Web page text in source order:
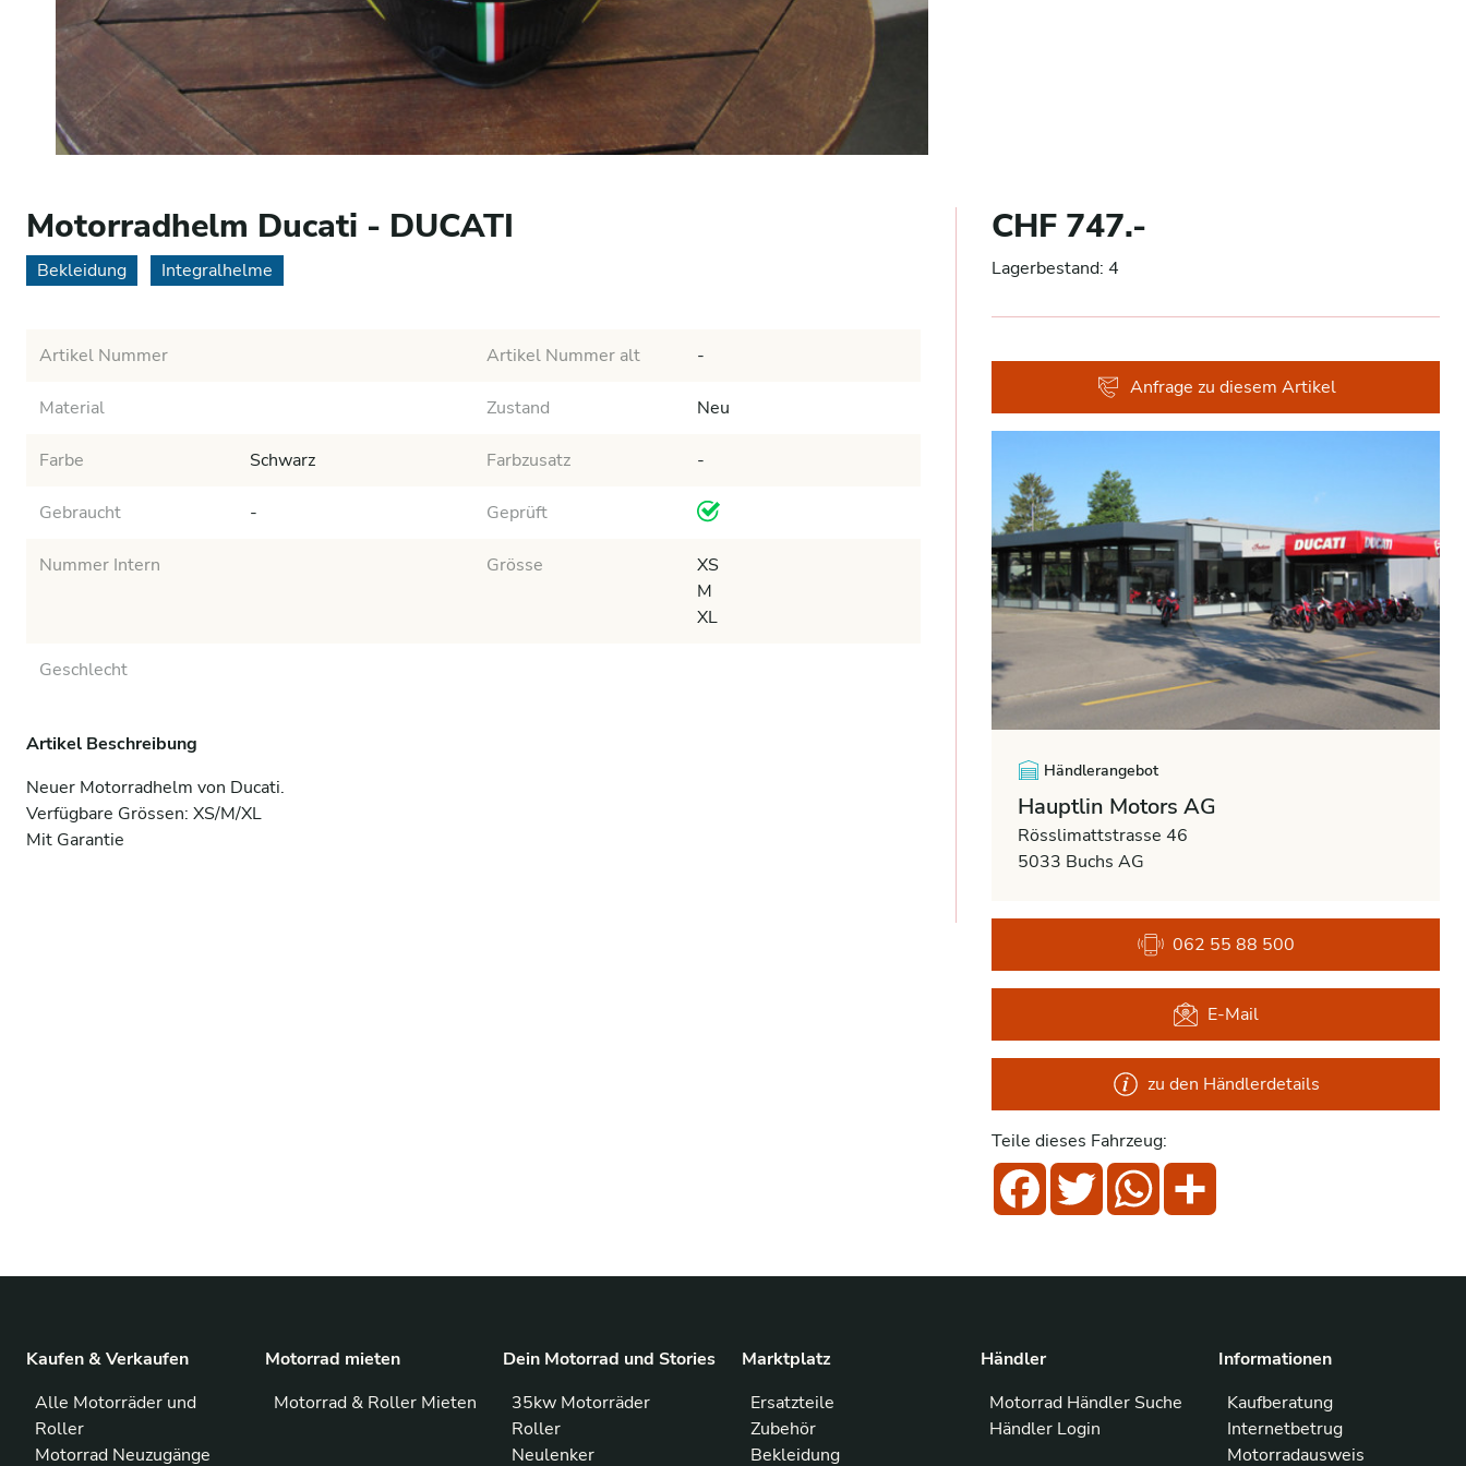
Motorradhelm Ducati - DUCATI
Bekleidung Integralhelme
CHF 747.-
Lagerbestand: 4
Anfrage zu diesem Artikel
Händlerangebot
Hauptlin Motors AG
Rösslimattstrasse 46
5033 Buchs AG
062 55 88 500
E-Mail
zu den Händlerdetails
Teile dieses Fahrzeug:
FacebookTwitterWhatsApp
Artikel Nummer Artikel Nummer alt -
Material Zustand Neu
Farbe Schwarz Farbzusatz -
Gebraucht - Geprüft
Nummer Intern Grösse
XS
M
XL
Geschlecht
Artikel Beschreibung
Neuer Motorradhelm von Ducati.
Verfügbare Grössen: XS/M/XL
Mit Garantie
Kaufen & Verkaufen
Alle Motorräder und
Roller
Motorrad Neuzugänge
Motorrad mieten
Motorrad & Roller Mieten
Dein Motorrad und Stories
35kw Motorräder
Roller
Neulenker
Marktplatz
Ersatzteile
Zubehör
Bekleidung
Händler
Motorrad Händler Suche
Händler Login
Informationen
Kaufberatung
Internetbetrug
Motorradausweis